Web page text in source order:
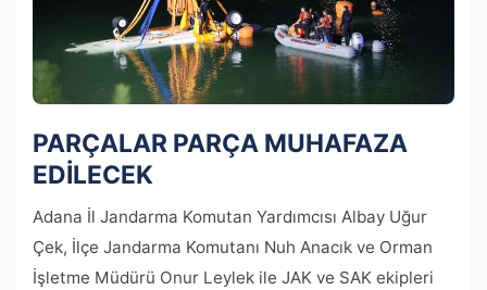
PARÇALAR PARÇA MUHAFAZA
EDİLECEK
Adana İl Jandarma Komutan Yardımcısı Albay Uğur
Çek, İlçe Jandarma Komutanı Nuh Anacık ve Orman
İşletme Müdürü Onur Leylek ile JAK ve SAK ekipleri